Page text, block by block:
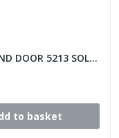
MARCO AND DOOR 5213 SOLERA FOR MODELS...
to basket